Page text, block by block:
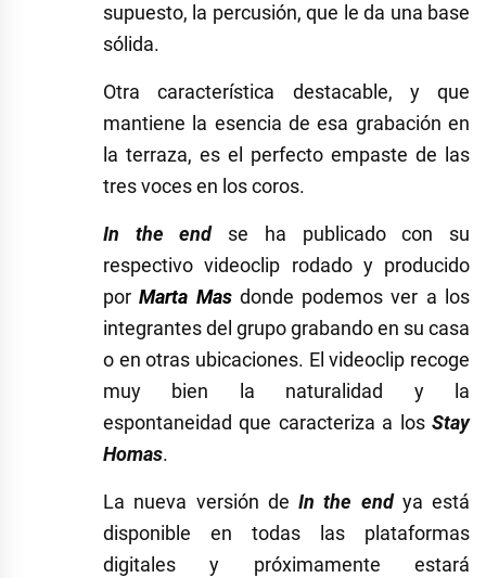
supuesto, la percusión, que le da una base
sólida.
Otra característica destacable, y que
mantiene la esencia de esa grabación en
la terraza, es el perfecto empaste de las
tres voces en los coros.
In the endse ha publicado con su
respectivo videoclip rodado y producido
porMarta Masdonde podemos ver a los
integrantes del grupo grabando en su casa
o en otras ubicaciones. El videoclip recoge
muy bien la naturalidad y la
espontaneidad que caracteriza a los Stay
Homas.
La nueva versión de In the end ya está
disponible en todas las plataformas
digitales y próximamente estará